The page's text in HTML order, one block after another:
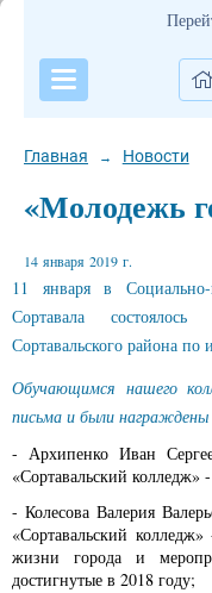
Главная → Новости
«Молодежь
14 января 2019 г.
11 января в Социально-
Сортавала
Сортавальского района по
Обучающимся нашего
письма и были награждены
- Архипенко Иван
«Сортавальский колледж»
- Колесова Валерия
«Сортавальский
жизни города и
достигнутые в 2018 году;